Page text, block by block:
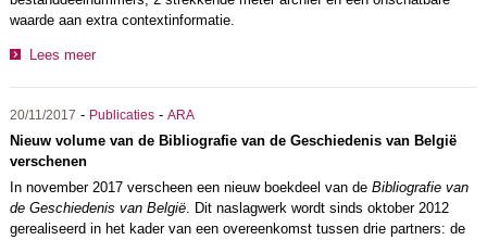
waarde aan extra contextinformatie.
Lees meer
20/11/2017 - Publicaties- ARA
Nieuw volume van de Bibliografie van de Geschiedenis van België
verschenen
In november 2017 verscheen een nieuw boekdeel van de Bibliografie van
de Geschiedenis van België. Dit naslagwerk wordt sinds oktober 2012
gerealiseerd in het kader van een overeenkomst tussen drie partners: de